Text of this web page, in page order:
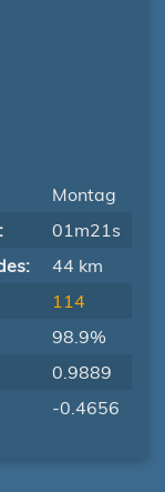
Montag
01m21s
44 km
114
98.9%
0.9889
-0.4656